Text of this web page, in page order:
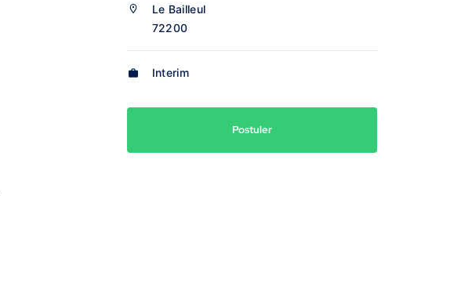
Le Bailleul
72200
Interim
Postuler